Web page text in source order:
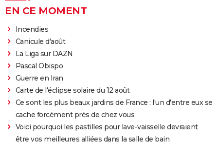
EN CE MOMENT
Incendies
Canicule d'août
La Liga sur DAZN
Pascal Obispo
Guerre en Iran
Carte de l'éclipse solaire du 12 août
Ce sont les plus beaux jardins de France : l'un d'entre eux se
cache forcément près de chez vous
Voici pourquoi les pastilles pour lave-vaisselle devraient
être vos meilleures alliées dans la salle de bain